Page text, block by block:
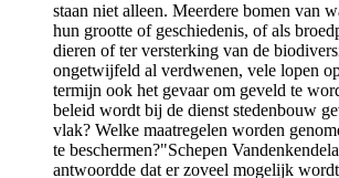
staan niet alleen. Meerdere bomen van
hun grootte of geschiedenis, of als
dieren of ter versterking van de
ongetwijfeld al verdwenen, vele lopen
termijn ook het gevaar om geveld te
beleid wordt bij de dienst stedenbouw
vlak? Welke maatregelen worden
te beschermen?"Schepen
antwoordde dat er zoveel mogelijk